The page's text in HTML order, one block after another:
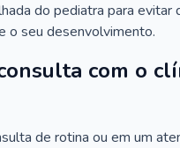
do pediatra para evitar
o seu desenvolvimento.
com o
de rotina ou em um